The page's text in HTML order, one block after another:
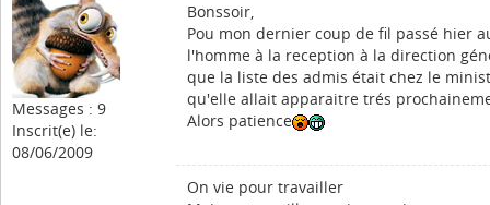
Messages : 9
Inscrit(e) le:
08/06/2009
Bonssoir,
Pou mon dernier coup de fil passé hier
l'homme à la reception à la direction
que la liste des admis était chez le
qu'elle allait apparaitre trés
Alors patience
On vie pour travailler